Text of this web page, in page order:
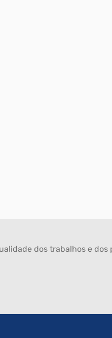
dos trabalhos e